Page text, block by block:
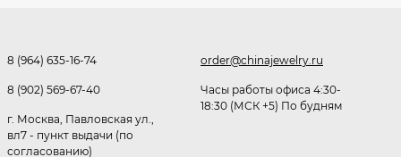
260₽
8 (964) 635-16-74
8 (902) 569-67-40
г. Москва, Павловская ул.,
вл7 - пункт выдачи (по
согласованию)
order@chinajewelry.ru
Часы работы офиса 4:30-
18:30 (МСК +5) По будням